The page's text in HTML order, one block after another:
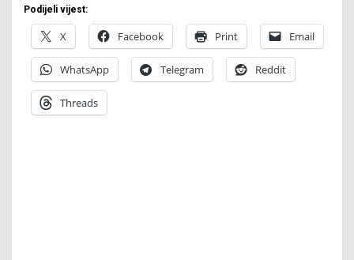
Podijeli vijest:
X Facebook Print Email
WhatsApp Telegram Reddit
Threads